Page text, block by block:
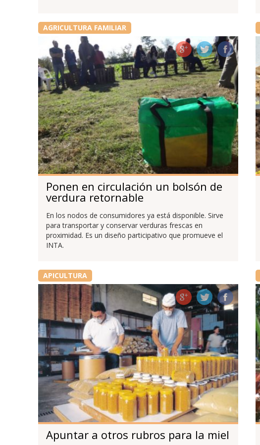
AGRICULTURA FAMILIAR
Ponen en circulación un bolsón de
verdura retornable
En los nodos de consumidores ya está disponible. Sirve
para transportar y conservar verduras frescas en
proximidad. Es un diseño participativo que promueve el
INTA.
APICULTURA
Apuntar a otros rubros para la miel